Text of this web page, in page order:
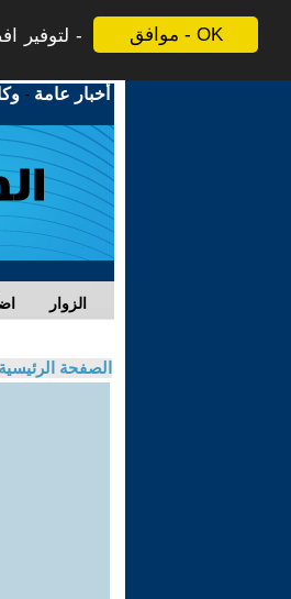
موافق - OK
لتوفير
أخبار عامة -
الزوار
الصفحة الرئيسية